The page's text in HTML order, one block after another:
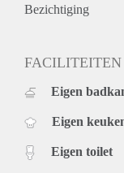
Minimale
(Stadscentrum)
Bezichtiging
FACILITEITEN
Eigen
Eigen
Eigen toilet